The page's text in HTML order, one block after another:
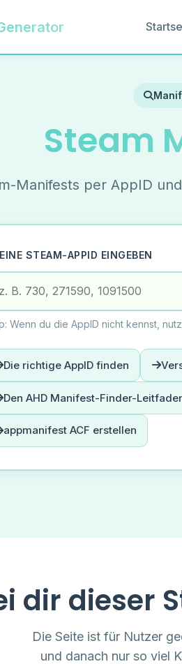
Steam
Manifests per AppID
EINE STEAM-APPID EINGEBEN
Wenn du die AppID nicht kennst,
Die richtige AppID finden
Den AHD Manifest-Finder-
appmanifest ACF erstellen
dir dieser
Die Seite ist für Nutzer
und danach nur so viel